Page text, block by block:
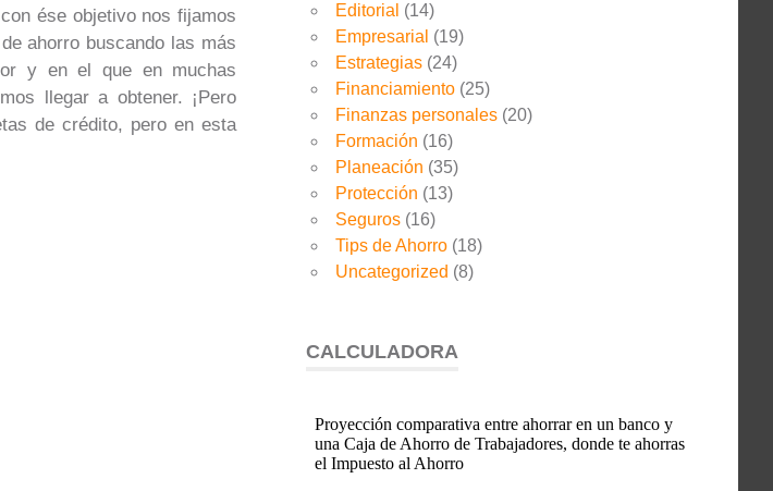
ése objetivo nos fijamos
ahorro buscando las más
y en el que en muchas
llegar a obtener. ¡Pero
de crédito, pero en esta
Editorial (14)
Empresarial (19)
Estrategias (24)
Financiamiento (25)
Finanzas personales (20)
Formación (16)
Planeación (35)
Protección (13)
Seguros (16)
Tips de Ahorro (18)
Uncategorized (8)
CALCULADORA